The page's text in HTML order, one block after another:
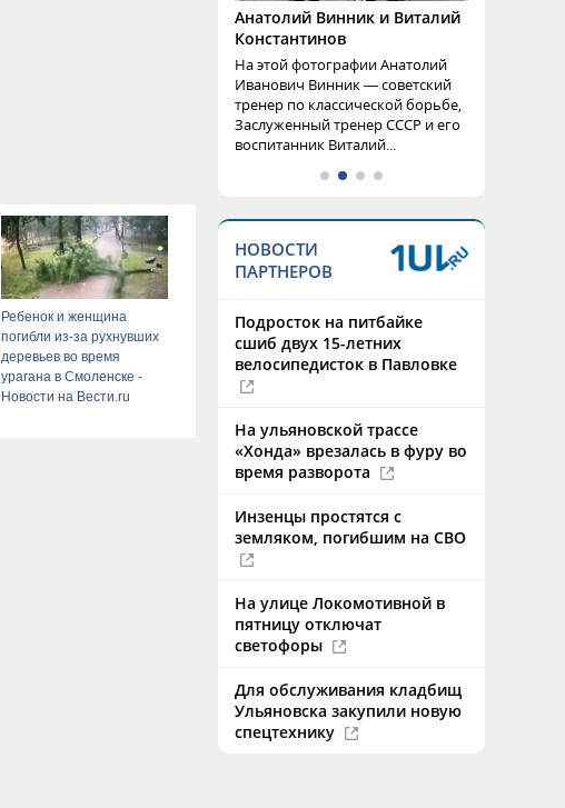
Ребенок и женщина
погибли из-за рухнувших
деревьев во время
урагана в Смоленске -
Новости на Вести.ru
Анатолий Винник и Виталий
Константинов
На этой фотографии Анатолий
Иванович Винник — советский
тренер по классической борьбе,
Заслуженный тренер СССР и его
воспитанник Виталий...
НОВОСТИ
ПАРТНЕРОВ
Подросток на питбайке
сшиб двух 15-летних
велосипедисток в Павловке
На ульяновской трассе
«Хонда» врезалась в фуру во
время разворота
Инзенцы простятся с
земляком, погибшим на СВО
На улице Локомотивной в
пятницу отключат
светофоры
Для обслуживания кладбищ
Ульяновска закупили новую
спецтехнику